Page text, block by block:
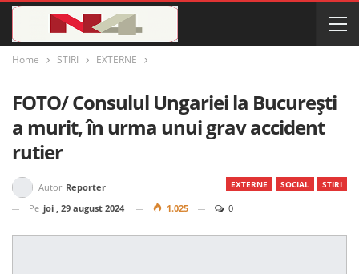
Home STIRI EXTERNE
FOTO/ Consulul Ungariei la Bucureşti
a murit, în urma unui grav accident
rutier
EXTERNE SOCIAL STIRI
Autor Reporter
Pe joi , 29 august 2024 1.025 0